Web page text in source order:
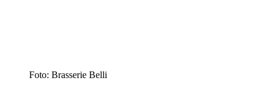
Foto: Brasserie Belli